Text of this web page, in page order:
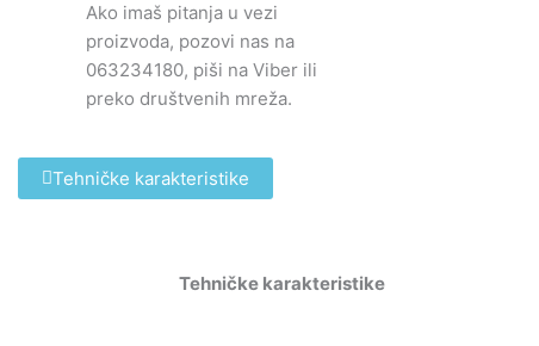
Ako imaš pitanja u vezi
proizvoda, pozovi nas na
063234180, piši na Viber ili
preko društvenih mreža.
Tehničke karakteristike
Tehničke karakteristike